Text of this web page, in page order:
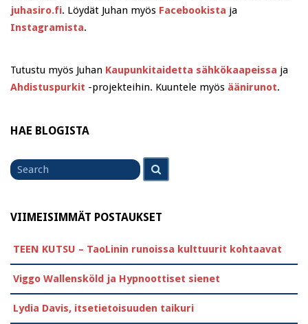
juhasiro.fi. Löydät Juhan myös Facebookista ja
Instagramista.
Tutustu myös Juhan Kaupunkitaidetta sähkökaapeissa ja
Ahdistuspurkit -projekteihin. Kuuntele myös äänirunot.
HAE BLOGISTA
for
VIIMEISIMMÄT POSTAUKSET
TEEN KUTSU – TaoLinin runoissa kulttuurit kohtaavat
Viggo Wallensköld ja Hypnoottiset sienet
Lydia Davis, itsetietoisuuden taikuri